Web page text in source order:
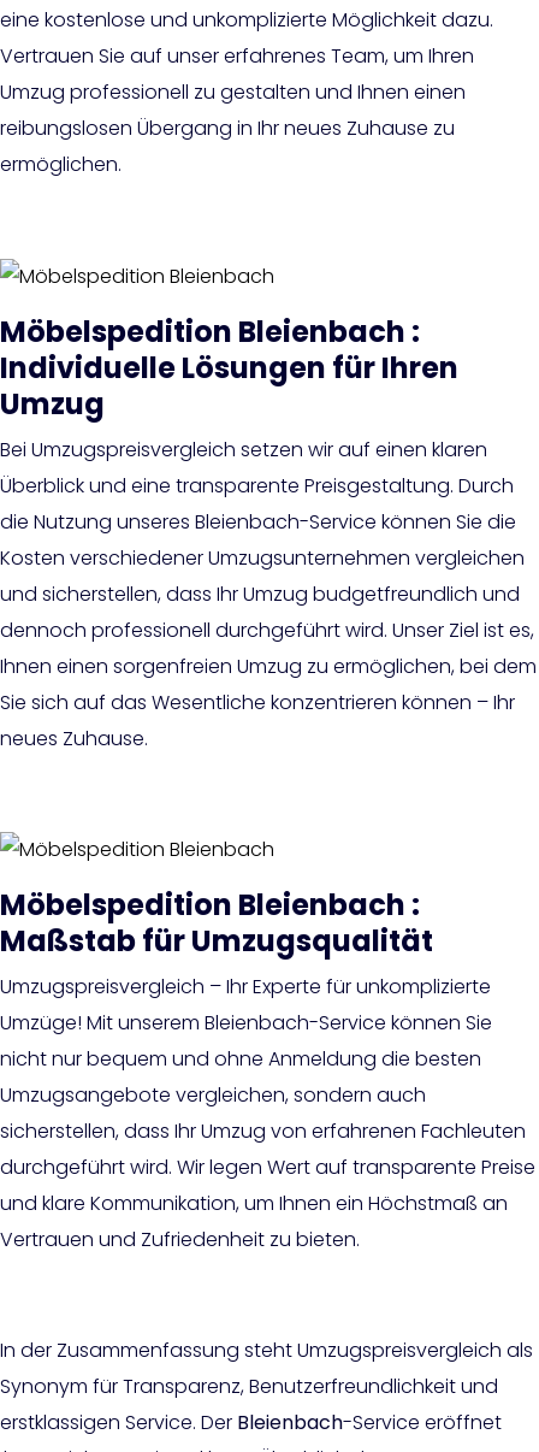
eine kostenlose und unkomplizierte Möglichkeit dazu.
Vertrauen Sie auf unser erfahrenes Team, um Ihren
Umzug professionell zu gestalten und Ihnen einen
reibungslosen Übergang in Ihr neues Zuhause zu
ermöglichen.
Möbelspedition Bleienbach :
Individuelle Lösungen für Ihren
Umzug
Bei Umzugspreisvergleich setzen wir auf einen klaren
Überblick und eine transparente Preisgestaltung. Durch
die Nutzung unseres Bleienbach-Service können Sie die
Kosten verschiedener Umzugsunternehmen vergleichen
und sicherstellen, dass Ihr Umzug budgetfreundlich und
dennoch professionell durchgeführt wird. Unser Ziel ist es,
Ihnen einen sorgenfreien Umzug zu ermöglichen, bei dem
Sie sich auf das Wesentliche konzentrieren können – Ihr
neues Zuhause.
Möbelspedition Bleienbach :
Maßstab für Umzugsqualität
Umzugspreisvergleich – Ihr Experte für unkomplizierte
Umzüge! Mit unserem Bleienbach-Service können Sie
nicht nur bequem und ohne Anmeldung die besten
Umzugsangebote vergleichen, sondern auch
sicherstellen, dass Ihr Umzug von erfahrenen Fachleuten
durchgeführt wird. Wir legen Wert auf transparente Preise
und klare Kommunikation, um Ihnen ein Höchstmaß an
Vertrauen und Zufriedenheit zu bieten.
In der Zusammenfassung steht Umzugspreisvergleich als
Synonym für Transparenz, Benutzerfreundlichkeit und
erstklassigen Service. Der Bleienbach-Service eröffnet